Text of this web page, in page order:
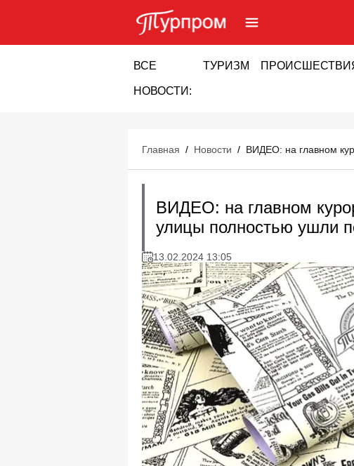
ВСЕ
НОВОСТИ:
ТУРИЗМ
Главная / Новости / ВИДЕО: на главном
ВИДЕО: на главном
улицы полностью ушли
13.02.2024 13:05